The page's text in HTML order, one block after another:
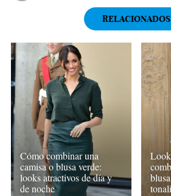
RELACIONADOS
Cómo combinar una
camisa o blusa verde:
looks atractivos de día y
de noche